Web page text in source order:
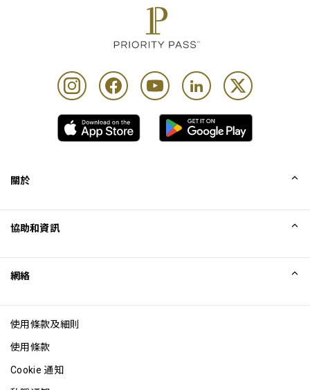
關於
Excellence Awards
網誌
協助和資訊
網絡
使用條款及細則
使用條款
Cookie 通知